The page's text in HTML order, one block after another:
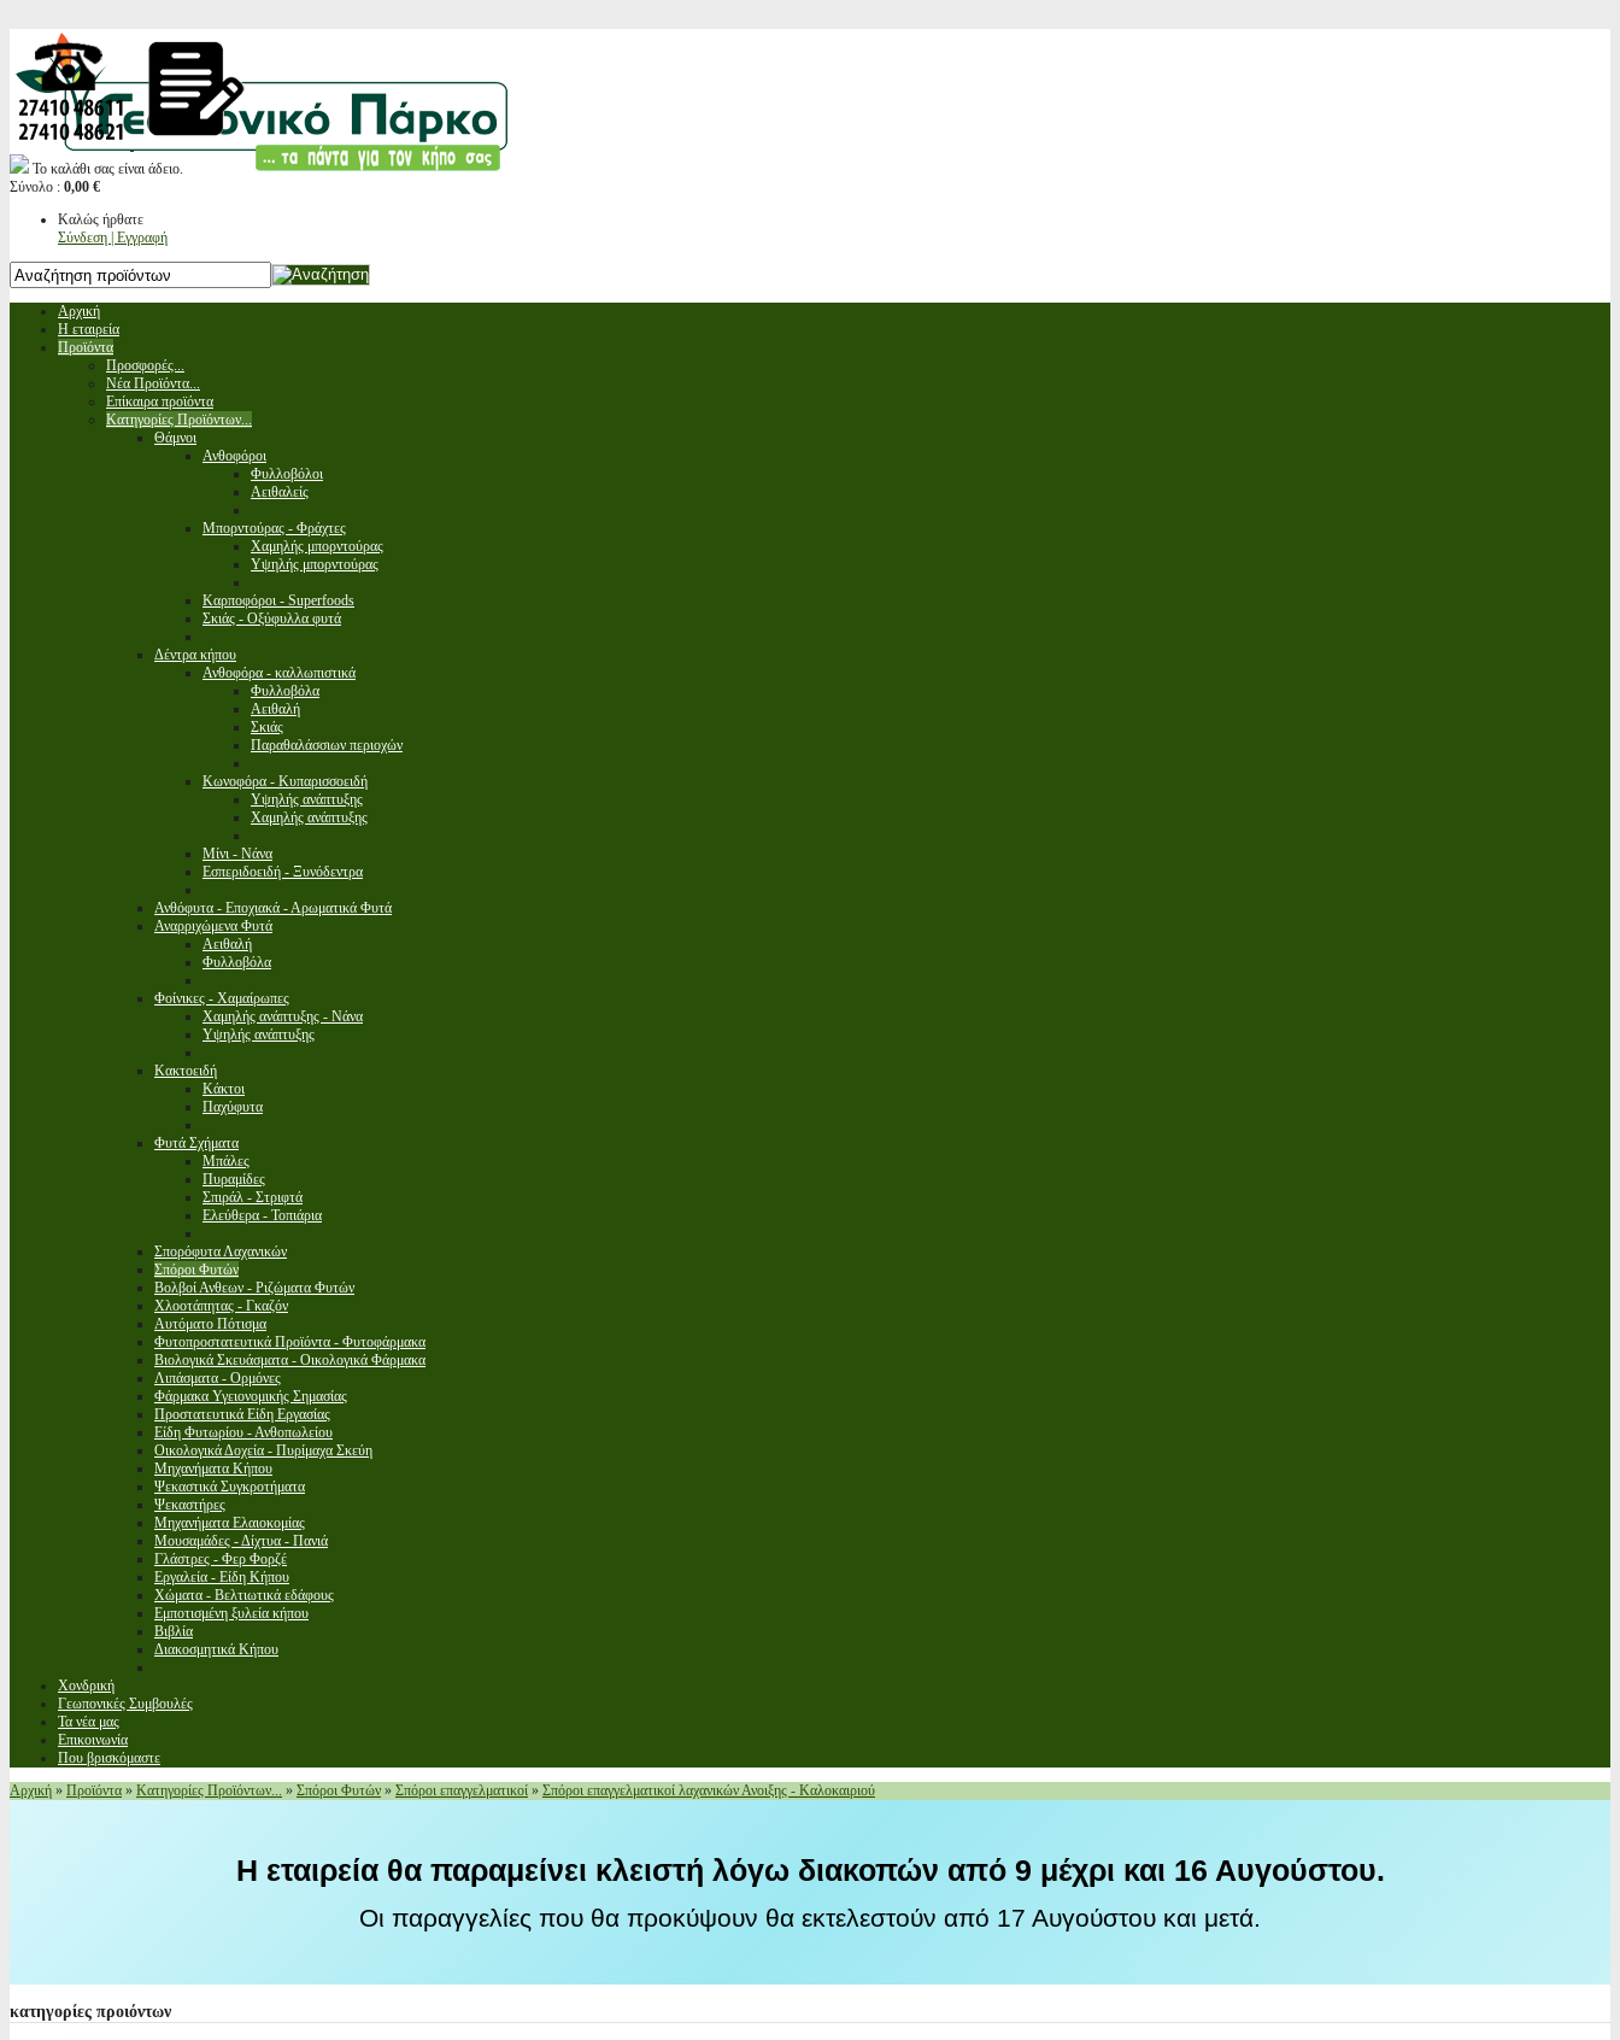
Το καλάθι σας είναι άδειο.
Σύνολο : 0,00 €
Καλώς ήρθατε
Σύνδεση | Εγγραφή
Αρχική
Η εταιρεία
Προϊόντα
Προσφορές...
Νέα Προϊόντα...
Επίκαιρα προϊόντα
Κατηγορίες Προϊόντων...
Θάμνοι
Ανθοφόροι
Φυλλοβόλοι
Αειθαλείς
Μπορντούρας - Φράχτες
Χαμηλής μπορντούρας
Υψηλής μπορντούρας
Καρποφόροι - Superfoods
Σκιάς - Οξύφυλλα φυτά
Δέντρα κήπου
Ανθοφόρα - καλλωπιστικά
Φυλλοβόλα
Αειθαλή
Σκιάς
Παραθαλάσσιων περιοχών
Κωνοφόρα - Κυπαρισσοειδή
Υψηλής ανάπτυξης
Χαμηλής ανάπτυξης
Μίνι - Νάνα
Εσπεριδοειδή - Ξυνόδεντρα
Ανθόφυτα - Εποχιακά - Αρωματικά Φυτά
Αναρριχώμενα Φυτά
Αειθαλή
Φυλλοβόλα
Φοίνικες - Χαμαίρωπες
Χαμηλής ανάπτυξης - Νάνα
Υψηλής ανάπτυξης
Κακτοειδή
Κάκτοι
Παχύφυτα
Φυτά Σχήματα
Μπάλες
Πυραμίδες
Σπιράλ - Στριφτά
Ελεύθερα - Τοπιάρια
Σπορόφυτα Λαχανικών
Σπόροι Φυτών
Βολβοί Ανθεων - Ριζώματα Φυτών
Χλοοτάπητας - Γκαζόν
Αυτόματο Πότισμα
Φυτοπροστατευτικά Προϊόντα - Φυτοφάρμακα
Βιολογικά Σκευάσματα - Οικολογικά Φάρμακα
Λιπάσματα - Ορμόνες
Φάρμακα Υγειονομικής Σημασίας
Προστατευτικά Είδη Εργασίας
Είδη Φυτωρίου - Ανθοπωλείου
Οικολογικά Δοχεία - Πυρίμαχα Σκεύη
Μηχανήματα Κήπου
Ψεκαστικά Συγκροτήματα
Ψεκαστήρες
Μηχανήματα Ελαιοκομίας
Μουσαμάδες - Δίχτυα - Πανιά
Γλάστρες - Φερ Φορζέ
Εργαλεία - Είδη Κήπου
Χώματα - Βελτιωτικά εδάφους
Εμποτισμένη ξυλεία κήπου
Βιβλία
Διακοσμητικά Κήπου
Χονδρική
Γεωπονικές Συμβουλές
Τα νέα μας
Επικοινωνία
Που βρισκόμαστε
Αρχική » Προϊόντα » Κατηγορίες Προϊόντων... » Σπόροι Φυτών » Σπόροι επαγγελματικοί » Σπόροι επαγγελματικοί λαχανικών Ανοιξης - Καλοκαιριού
Η εταιρεία θα παραμείνει κλειστή λόγω διακοπών από 9 μέχρι και 16 Αυγούστου.
Οι παραγγελίες που θα προκύψουν θα εκτελεστούν από 17 Αυγούστου και μετά.
κατηγορίες προιόντων